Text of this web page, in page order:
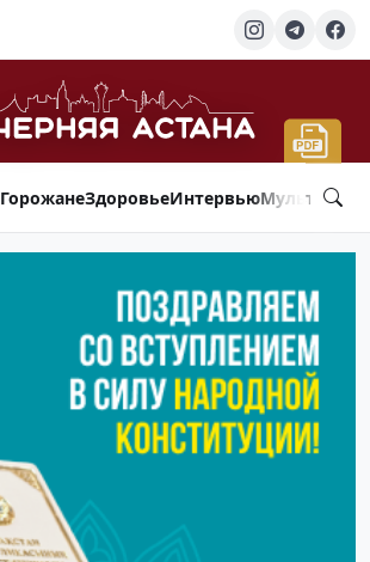
ГорожанеЗдоровьеИнтервью